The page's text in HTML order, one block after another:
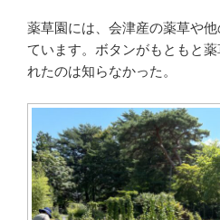
薬草園には、会津産の薬草や
ています。ボタンがもともと
れたのは知らなかった。